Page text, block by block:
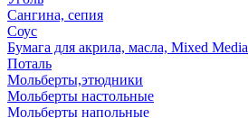
Сангина, сепия
Соус
Бумага для акрила, масла, Mixed Media
Поталь
Мольберты,этюдники
Мольберты настольные
Мольберты напольные